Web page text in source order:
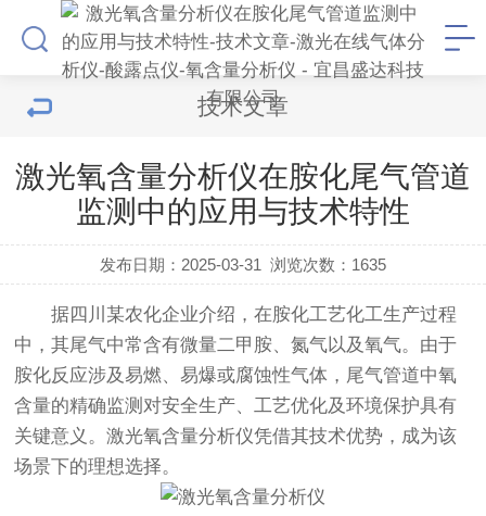
技术文章
激光氧含量分析仪在胺化尾气管道
监测中的应用与技术特性
发布日期：2025-03-31 浏览次数： 1635
据四川某农化企业介绍，在胺化工艺化工生产过程
中，其尾气中常含有微量二甲胺、氮气以及氧气。由于
胺化反应涉及易燃、易爆或腐蚀性气体，尾气管道中氧
含量的精确监测对安全生产、工艺优化及环境保护具有
关键意义。激光氧含量分析仪凭借其技术优势，成为该
场景下的理想选择。